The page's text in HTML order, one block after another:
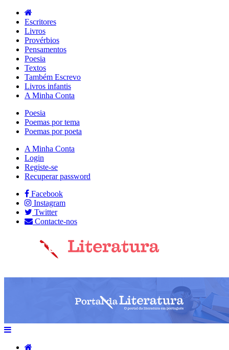
Escritores
Livros
Provérbios
Pensamentos
Poesia
Textos
Também Escrevo
Livros infantis
A Minha Conta
Poesia
Poemas por tema
Poemas por poeta
A Minha Conta
Login
Registe-se
Recuperar password
Facebook
Instagram
Twitter
Contacte-nos